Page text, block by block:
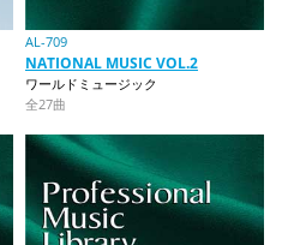
AL-709
NATIONAL MUSIC VOL.2
ワールドミュージック
全27曲